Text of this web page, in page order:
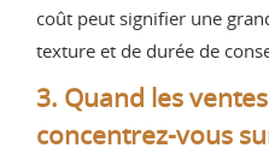
coût peut signifier une
texture et de durée de
3. Quand les
concentrez-vous